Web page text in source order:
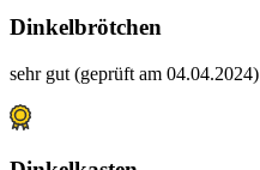
Dinkelbrötchen
sehr gut (geprüft am 04.04.2024)